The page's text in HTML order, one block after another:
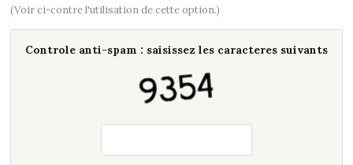
(Voir ci-contre l'utilisation de cette option.)
Controle anti-spam : saisissez les caracteres suivants